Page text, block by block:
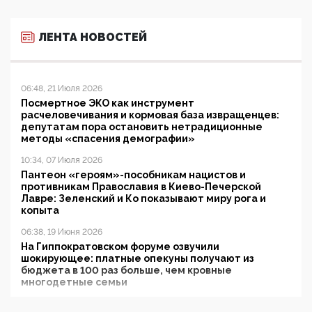
ЛЕНТА НОВОСТЕЙ
06:48, 21 Июля 2026
Посмертное ЭКО как инструмент
расчеловечивания и кормовая база извращенцев:
депутатам пора остановить нетрадиционные
методы «спасения демографии»
10:34, 07 Июля 2026
Пантеон «героям»-пособникам нацистов и
противникам Православия в Киево-Печерской
Лавре: Зеленский и Ко показывают миру рога и
копыта
06:38, 19 Июня 2026
На Гиппократовском форуме озвучили
шокирующее: платные опекуны получают из
бюджета в 100 раз больше, чем кровные
многодетные семьи